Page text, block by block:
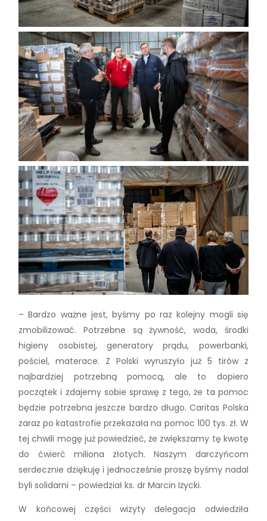
– Bardzo ważne jest, byśmy po raz kolejny mogli się
zmobilizować. Potrzebne są żywność, woda, środki
higieny osobistej, generatory prądu, powerbanki,
pościel, materace. Z Polski wyruszyło już 5 tirów z
najbardziej potrzebną pomocą, ale to dopiero
początek i zdajemy sobie sprawę z tego, że ta pomoc
będzie potrzebna jeszcze bardzo długo. Caritas Polska
zaraz po katastrofie przekazała na pomoc 100 tys. zł. W
tej chwili mogę już powiedzieć, że zwiększamy tę kwotę
do ćwierć miliona złotych. Naszym darczyńcom
serdecznie dziękuję i jednocześnie proszę byśmy nadal
byli solidarni – powiedział ks. dr Marcin Iżycki.
W końcowej części wizyty delegacja odwiedziła